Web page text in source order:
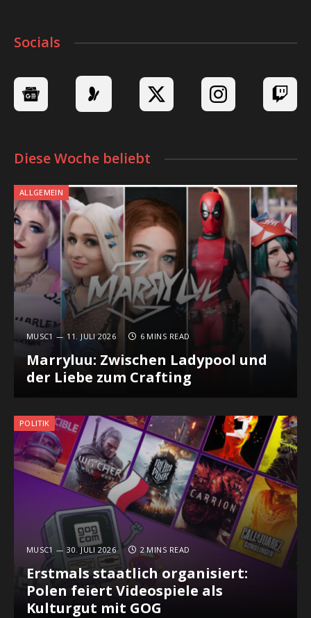
Socials
Diese Woche beliebt
ALLGEMEIN
MUSC1 11. JULI 2026 6 MINS READ
Marryluu: Zwischen Ladypool und
der Liebe zum Crafting
POLITIK
MUSC1 30. JULI 2026 2 MINS READ
Erstmals staatlich organisiert:
Polen feiert Videospiele als
Kulturgut mit GOG